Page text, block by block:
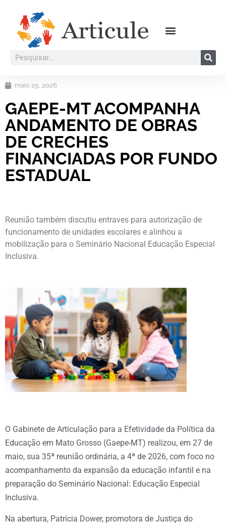
maio 29, 2026
GAEPE-MT ACOMPANHA
ANDAMENTO DE OBRAS
DE CRECHES
FINANCIADAS POR FUNDO
ESTADUAL
Reunião também discutiu entraves para autorização de
funcionamento de unidades escolares e alinhou a
mobilização para o Seminário Nacional Educação Especial
Inclusiva.
O Gabinete de Articulação para a Efetividade da Política da
Educação em Mato Grosso (Gaepe-MT) realizou, em 27 de
maio, sua 35ª reunião ordinária, a 4ª de 2026, com foco no
acompanhamento da expansão da educação infantil e na
preparação do Seminário Nacional: Educação Especial
Inclusiva.
Na abertura, Patrícia Dower, promotora de Justiça do